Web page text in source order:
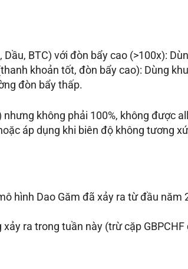
BTC) với đòn bẩy cao (>100x):
khoản tốt, đòn bẩy cao): Dùng
đòn bẩy thấp.
không phải 100%, không được
áp dụng khi biên độ không tương
hình Dao Găm đã xảy ra từ đầu năm
ra trong tuần này (trừ cặp GBPCHF